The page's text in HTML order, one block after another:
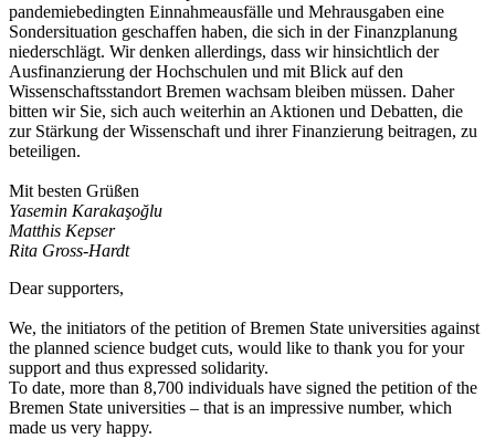
pandemiebedingten Einnahmeausfälle und Mehrausgaben eine
Sondersituation geschaffen haben, die sich in der Finanzplanung
niederschlägt. Wir denken allerdings, dass wir hinsichtlich der
Ausfinanzierung der Hochschulen und mit Blick auf den
Wissenschaftsstandort Bremen wachsam bleiben müssen. Daher
bitten wir Sie, sich auch weiterhin an Aktionen und Debatten, die
zur Stärkung der Wissenschaft und ihrer Finanzierung beitragen, zu
beteiligen.
Mit besten Grüßen
Yasemin Karakaşoğlu
Matthis Kepser
Rita Gross-Hardt
Dear supporters,
We, the initiators of the petition of Bremen State universities against
the planned science budget cuts, would like to thank you for your
support and thus expressed solidarity.
To date, more than 8,700 individuals have signed the petition of the
Bremen State universities – that is an impressive number, which
made us very happy.